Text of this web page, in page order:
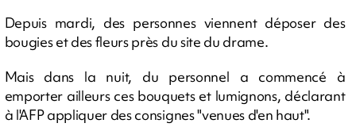
Depuis mardi, des personnes viennent déposer des
bougies et des fleurs près du site du drame.
Mais dans la nuit, du personnel a commencé à
emporter ailleurs ces bouquets et lumignons, déclarant
à l'AFP appliquer des consignes "venues d'en haut".